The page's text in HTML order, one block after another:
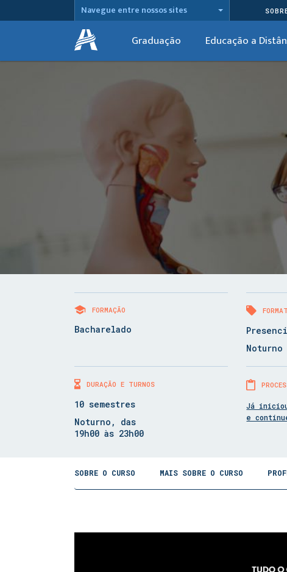
Navegue entre nossos sites
Graduação Educação a
FORMAÇÃO
Bacharelado
DURAÇÃO E TURNOS
10 semestres
Noturno, das
19h00 às 23h00
Já
e
SOBRE O CURSO MAIS SOBRE O CURSO